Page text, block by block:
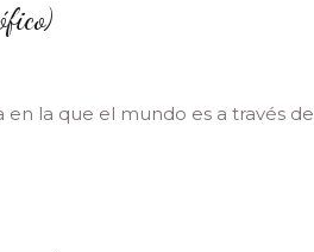
la que el mundo es a través de